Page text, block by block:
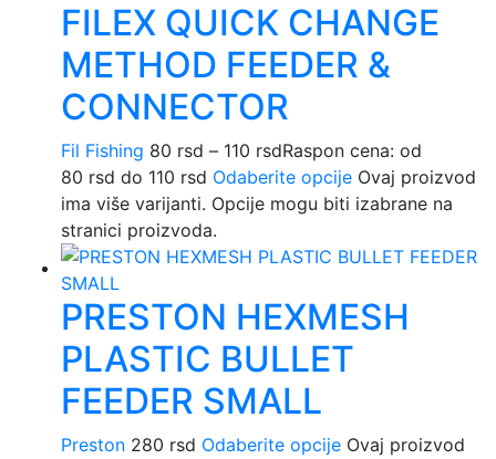
FILEX QUICK CHANGE
METHOD FEEDER &
CONNECTOR
Fil Fishing 80 rsd – 110 rsdRaspon cena: od
80 rsd do 110 rsd Odaberite opcije Ovaj proizvod
ima više varijanti. Opcije mogu biti izabrane na
stranici proizvoda.
PRESTON HEXMESH
PLASTIC BULLET
FEEDER SMALL
Preston 280 rsd Odaberite opcije Ovaj proizvod